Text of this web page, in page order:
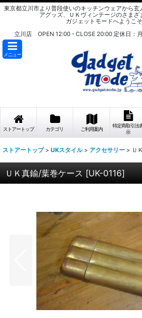
東京都立川市より普段使いのキッチンウェアから
アグッズ、ＵＫヴィンテージのさまざ
ガジェットモードへようこそ
立川店 OPEN 12:00 - CLOSE 20:00 定休日
メニュー
ストアートップ カテゴリ ご利用案内
特定商取引法
示
ストアートップ > UKスタイル > アクセサリー > Ｕ
ＵＫ真鍮/葉巻ケース [UK-0116]